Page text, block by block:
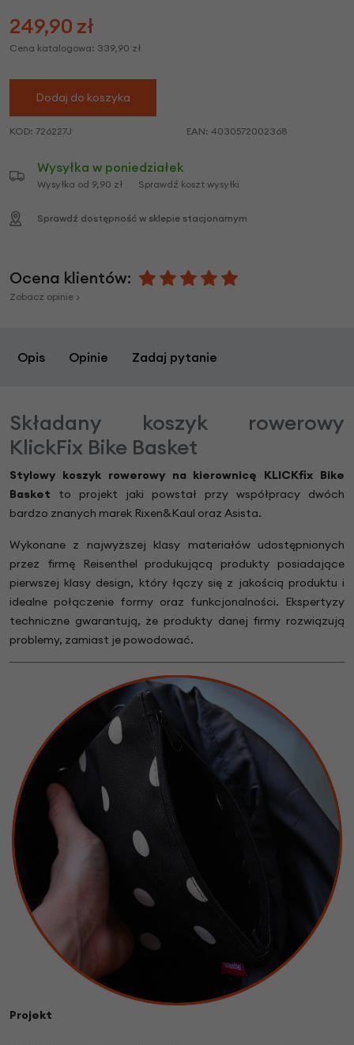
249,90 zł
Cena katalogowa: 339,90 zł
Dodaj do koszyka
KOD: 726227J EAN: 4030572002368
Wysyłka w poniedziałek
Wysyłka od 9,90 zł Sprawdź koszt wysyłki
Sprawdź dostępność w sklepie stacjonarnym
Ocena klientów:
Zobacz opinie >
Opis Opinie Zadaj pytanie
Składany koszyk rowerowy
KlickFix Bike Basket
Stylowy koszyk rowerowy na kierownicę KLICKfix Bike
Basket to projekt jaki powstał przy współpracy dwóch
bardzo znanych marek Rixen&Kaul oraz Asista.
Wykonane z najwyższej klasy materiałów udostępnionych
przez firmę Reisenthel produkującą produkty posiadające
pierwszej klasy design, który łączy się z jakością produktu i
idealne połączenie formy oraz funkcjonalności. Ekspertyzy
techniczne gwarantują, że produkty danej firmy rozwiązują
problemy, zamiast je powodować.
Projekt